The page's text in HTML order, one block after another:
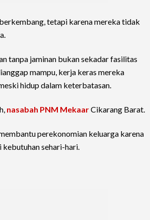
tetapi karena mereka tidak
tanpa jaminan bukan sekadar fasilitas
mampu, kerja keras mereka
hidup dalam keterbatasan.
nasabah PNM MekaarCikarang Barat.
perekonomian keluarga karena
kebutuhan sehari-hari.